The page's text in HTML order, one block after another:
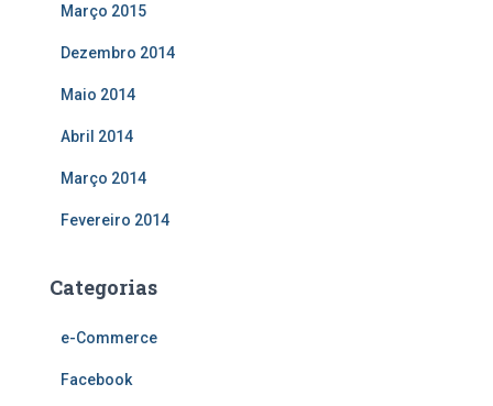
Março 2015
Dezembro 2014
Maio 2014
Abril 2014
Março 2014
Fevereiro 2014
Categorias
e-Commerce
Facebook